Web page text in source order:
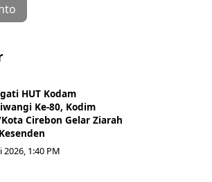
HUT Kodam
Ke-80, Kodim
Cirebon Gelar Ziarah
2026, 1:40 PM